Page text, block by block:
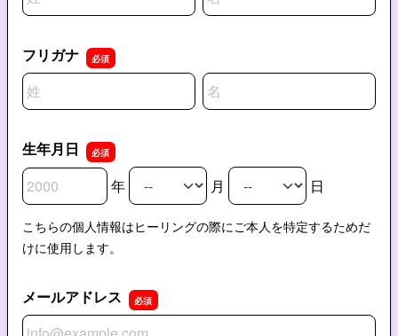
フリガナ
名前の姓
名前の名
生年月日
生年月日の年 年
生年月日の月 月
生年月日の日 日
こちらの個人情報はヒーリングの際にご本人を特定するためだ
けに使用します。
メールアドレス
メールアドレス